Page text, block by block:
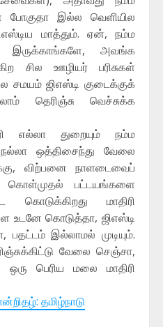
போகுதா இல்ல வெளியில
மாத்தும். ஏன், நம்ம
இருக்காங்களே, அவங்க
சில ஊழியர் பரிசுகள்
சமயம் ஜிஎஸ்டி குடைக்குக்
தெரிஞ்சு வெச்சுக்க
எல்லா துறையும் நம்ம
ஒத்திசைந்து வேலை
விற்பனை நாளடைவைப்
கொள்முதல் பட்டயங்களை
கொடுக்கிறது மாதிரி
கொடுத்தா, ஜிஎஸ்டி
இல்லாமல் முடியும்.
வேலை செஞ்சா,
பெரிய மலை மாதிரி
தமிழ்நாடு